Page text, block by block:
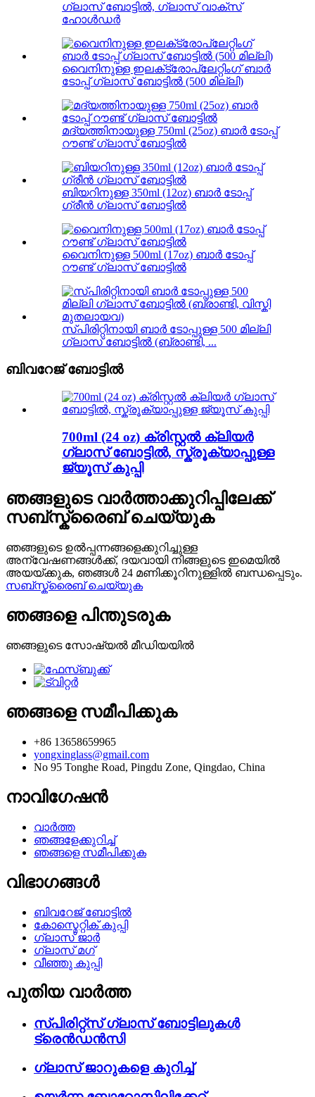
ഗ്ലാസ് ബോട്ടിൽ, ഗ്ലാസ് വാക്സ്
ഹോൾഡർ
വൈനിനുള്ള ഇലക്‌ട്രോപ്ലേറ്റിംഗ് ബാർ
ടോപ്പ് ഗ്ലാസ് ബോട്ടിൽ (500 മില്ലി)
മദ്യത്തിനായുള്ള 750ml (25oz) ബാർ ടോപ്പ്
റൗണ്ട് ഗ്ലാസ് ബോട്ടിൽ
ബിയറിനുള്ള 350ml (12oz) ബാർ ടോപ്പ്
ഗ്രീൻ ഗ്ലാസ് ബോട്ടിൽ
വൈനിനുള്ള 500ml (17oz) ബാർ ടോപ്പ്
റൗണ്ട് ഗ്ലാസ് ബോട്ടിൽ
സ്പിരിറ്റിനായി ബാർ ടോപ്പുള്ള 500 മില്ലി
ഗ്ലാസ് ബോട്ടിൽ (ബ്രാണ്ടി, ...
ബിവറേജ് ബോട്ടിൽ
700ml (24 oz) ക്രിസ്റ്റൽ ക്ലിയർ
ഗ്ലാസ് ബോട്ടിൽ, സ്ക്രൂക്യാപ്പുള്ള
ജ്യൂസ് കുപ്പി
ഞങ്ങളുടെ വാർത്താക്കുറിപ്പിലേക്ക്
സബ്സ്ക്രൈബ് ചെയ്യുക
ഞങ്ങളുടെ ഉൽപ്പന്നങ്ങളെക്കുറിച്ചുള്ള
അന്വേഷണങ്ങൾക്ക്, ദയവായി നിങ്ങളുടെ ഇമെയിൽ
അയയ്ക്കുക, ഞങ്ങൾ 24 മണിക്കൂറിനുള്ളിൽ ബന്ധപ്പെടും.
സബ്സ്ക്രൈബ് ചെയ്യുക
ഞങ്ങളെ പിന്തുടരുക
ഞങ്ങളുടെ സോഷ്യൽ മീഡിയയിൽ
ഞങ്ങളെ സമീപിക്കുക
+86 13658659965
yongxinglass@gmail.com
No 95 Tonghe Road, Pingdu Zone, Qingdao, China
നാവിഗേഷൻ
വാർത്ത
ഞങ്ങളേക്കുറിച്ച്
ഞങ്ങളെ സമീപിക്കുക
വിഭാഗങ്ങൾ
ബിവറേജ് ബോട്ടിൽ
കോസ്മെറ്റിക് കുപ്പി
ഗ്ലാസ് ജാർ
ഗ്ലാസ് മഗ്
വീഞ്ഞു കുപ്പി
പുതിയ വാർത്ത
സ്പിരിറ്റ്സ് ഗ്ലാസ് ബോട്ടിലുകൾ
ട്രെൻഡൻസി
ഗ്ലാസ് ജാറുകളെ കുറിച്ച്